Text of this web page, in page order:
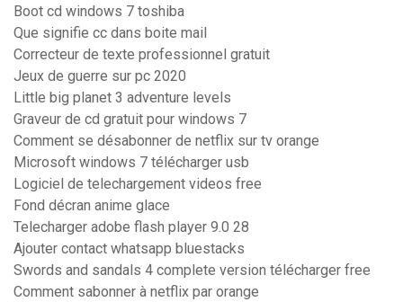
Boot cd windows 7 toshiba
Que signifie cc dans boite mail
Correcteur de texte professionnel gratuit
Jeux de guerre sur pc 2020
Little big planet 3 adventure levels
Graveur de cd gratuit pour windows 7
Comment se désabonner de netflix sur tv orange
Microsoft windows 7 télécharger usb
Logiciel de telechargement videos free
Fond décran anime glace
Telecharger adobe flash player 9.0 28
Ajouter contact whatsapp bluestacks
Swords and sandals 4 complete version télécharger free
Comment sabonner à netflix par orange